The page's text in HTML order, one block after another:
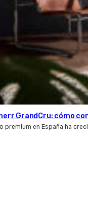
GrandCru: cómo
premium en España ha